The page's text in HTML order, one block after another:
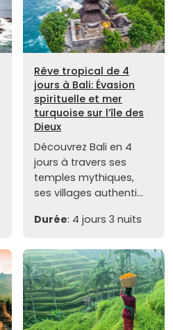
Rêve tropical de 4
jours à Bali: Évasion
spirituelle et mer
turquoise sur l’île des
Dieux
Découvrez Bali en 4
jours à travers ses
temples mythiques,
ses villages authenti...
Durée: 4 jours 3 nuits